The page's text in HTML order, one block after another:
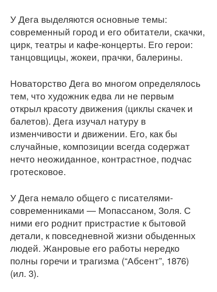
У Дега выделяются основные темы:
современный город и его обитатели, скачки,
цирк, театры и кафе-концерты. Его герои:
танцовщицы, жокеи, прачки, балерины.
Новаторство Дега во многом определялось
тем, что художник едва ли не первым
открыл красоту движения (циклы скачек и
балетов). Дега изучал натуру в
изменчивости и движении. Его, как бы
случайные, композиции всегда содержат
нечто неожиданное, контрастное, подчас
гротесковое.
У Дега немало общего с писателями-
современниками — Мопассаном, Золя. С
ними его роднит пристрастие к бытовой
детали, к повседневной жизни обыденных
людей. Жанровые его работы нередко
полны горечи и трагизма (“Абсент”, 1876)
(ил. 3).